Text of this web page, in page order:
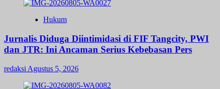
Hukum
Jurnalis Diduga Diintimidasi di FIF Tangcity, PWI
dan JTR: Ini Ancaman Serius Kebebasan Pers
redaksi Agustus 5, 2026